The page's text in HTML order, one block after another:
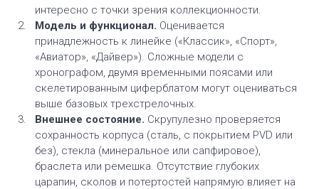
интересно с точки зрения коллекционности.
Модель и функционал. Оценивается
принадлежность к линейке («Классик», «Спорт»,
«Авиатор», «Дайвер»). Сложные модели с
хронографом, двумя временными поясами или
скелетированным циферблатом могут оцениваться
выше базовых трехстрелочных.
Внешнее состояние. Скрупулезно проверяется
сохранность корпуса (сталь, с покрытием PVD или
без), стекла (минеральное или сапфировое),
браслета или ремешка. Отсутствие глубоких
царапин, сколов и потертостей напрямую влияет на